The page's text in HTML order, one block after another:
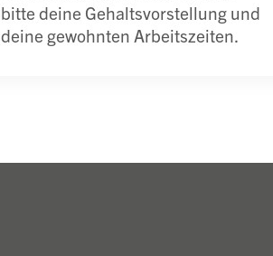
bitte deine Gehaltsvorstellung und
deine gewohnten Arbeitszeiten.